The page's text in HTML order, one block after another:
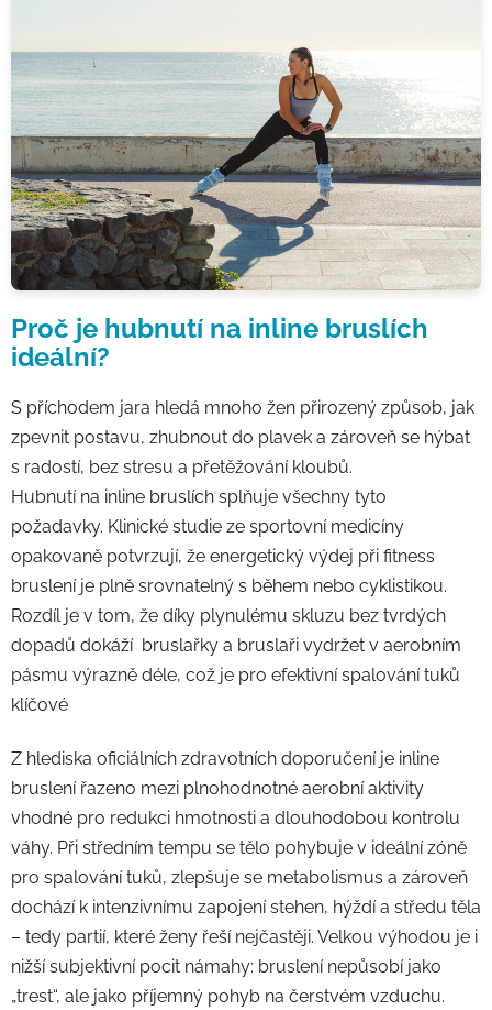
Proč je hubnutí na inline bruslích
ideální?
S příchodem jara hledá mnoho žen přirozený způsob, jak
zpevnit postavu, zhubnout do plavek a zároveň se hýbat
s radostí, bez stresu a přetěžování kloubů.
Hubnutí na inline bruslích splňuje všechny tyto
požadavky. Klinické studie ze sportovní medicíny
opakovaně potvrzují, že energetický výdej při fitness
bruslení je plně srovnatelný s během nebo cyklistikou.
Rozdíl je v tom, že díky plynulému skluzu bez tvrdých
dopadů dokáží bruslařky a bruslaři vydržet v aerobním
pásmu výrazně déle, což je pro efektivní spalování tuků
klíčové
Z hlediska oficiálních zdravotních doporučení je inline
bruslení řazeno mezi plnohodnotné aerobní aktivity
vhodné pro redukci hmotnosti a dlouhodobou kontrolu
váhy. Při středním tempu se tělo pohybuje v ideální zóně
pro spalování tuků, zlepšuje se metabolismus a zároveň
dochází k intenzivnímu zapojení stehen, hýždí a středu těla
– tedy partií, které ženy řeší nejčastěji. Velkou výhodou je i
nižší subjektivní pocit námahy: bruslení nepůsobí jako
„trest“, ale jako příjemný pohyb na čerstvém vzduchu.